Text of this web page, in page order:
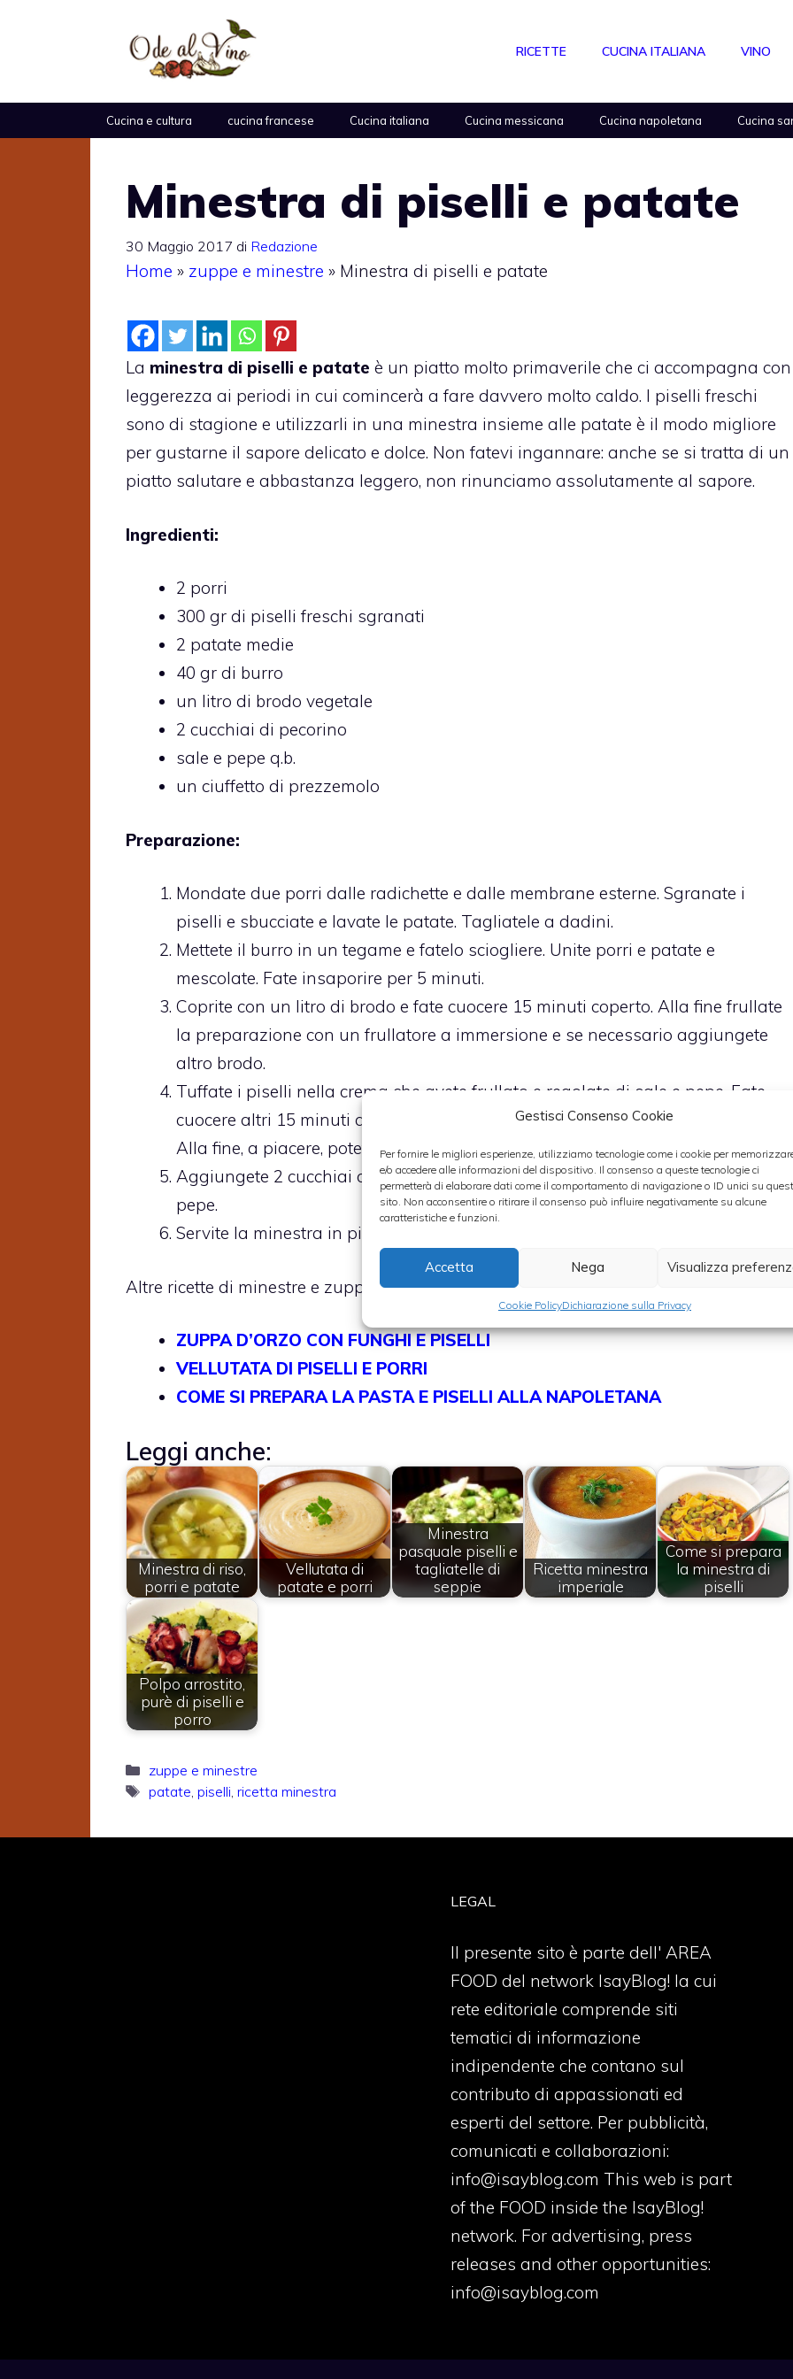
Gestisci Consenso Cookie
Per fornire le migliori esperienze, utilizziamo tecnologie come i cookie per
e/o accedere alle informazioni del dispositivo. Il consenso a queste tecnologie ci
permetterà di elaborare dati come il comportamento di navigazione o ID unici su
sito. Non acconsentire o ritirare il consenso può influire negativamente su alcune
caratteristiche e funzioni.
Accetta Nega Visualizza
Cookie PolicyDichiarazione sulla Privacy
RICETTE CUCINA ITALIANA VINO
Cucina e cultura cucina francese Cucina italiana Cucina messicana Cucina napoletana Cucina
Minestra di piselli e patate
30 Maggio 2017 di Redazione
Home » zuppe e minestre » Minestra di piselli e patate
La minestra di piselli e patate è un piatto molto primaverile che ci accompagna con
leggerezza ai periodi in cui comincerà a fare davvero molto caldo. I piselli freschi
sono di stagione e utilizzarli in una minestra insieme alle patate è il modo migliore
per gustarne il sapore delicato e dolce. Non fatevi ingannare: anche se si tratta di un
piatto salutare e abbastanza leggero, non rinunciamo assolutamente al sapore.
Ingredienti:
2 porri
300 gr di piselli freschi sgranati
2 patate medie
40 gr di burro
un litro di brodo vegetale
2 cucchiai di pecorino
sale e pepe q.b.
un ciuffetto di prezzemolo
Preparazione:
Mondate due porri dalle radichette e dalle membrane esterne. Sgranate i
piselli e sbucciate e lavate le patate. Tagliatele a dadini.
Mettete il burro in un tegame e fatelo sciogliere. Unite porri e patate e
mescolate. Fate insaporire per 5 minuti.
Coprite con un litro di brodo e fate cuocere 15 minuti coperto. Alla fine frullate
la preparazione con un frullatore a immersione e se necessario aggiungete
altro brodo.
Tuffate i piselli nella crema che avete frullato e regolate di sale e pepe. Fate
cuocere altri 15 minuti aggiungendo brodo se la minestra si asciuga troppo.
Alla fine, a piacere, potete aggiungere due cucchiai di panna da cucina.
Aggiungete 2 cucchiai di pecorino grattugiato e mescolate. Regolate di sale e
pepe.
Servite la minestra in piatti fondi individuali con un ciuffetto di prezzemolo.
Altre ricette di minestre e zuppe con i piselli:
ZUPPA D’ORZO CON FUNGHI E PISELLI
VELLUTATA DI PISELLI E PORRI
COME SI PREPARA LA PASTA E PISELLI ALLA NAPOLETANA
Leggi anche:
Minestra di riso,
porri e patate
Vellutata di
patate e porri
Minestra
pasquale piselli e
tagliatelle di
seppie
Ricetta minestra
imperiale
Come si prepara
la minestra di
piselli
Polpo arrostito,
purè di piselli e
porro
Categorie
zuppe e minestre
Tag
patate piselli ricetta minestra
LEGAL
Il presente sito è parte dell' AREA
FOOD del network IsayBlog! la cui
rete editoriale comprende siti
tematici di informazione
indipendente che contano sul
contributo di appassionati ed
esperti del settore. Per pubblicità,
comunicati e collaborazioni:
info@isayblog.com This web is part
of the FOOD inside the IsayBlog!
network. For advertising, press
releases and other opportunities:
info@isayblog.com